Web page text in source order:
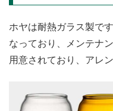
ホヤは耐熱ガラス製で
なっており、メンテナ
用意されており、アレ